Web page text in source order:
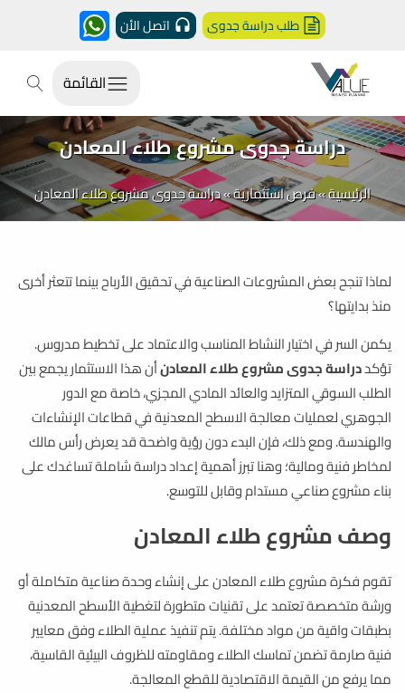
طلب دراسة جدوى اتصل الأن
القائمة
دراسة جدوى مشروع طلاء المعادن
الرئيسية»فرص استثمارية»دراسة جدوى مشروع طلاء المعادن
لماذا تنجح بعض المشروعات الصناعية في تحقيق الأرباح بينما تتعثر أخرى
منذ بدايتها؟
يكمن السر في اختيار النشاط المناسب والاعتماد على تخطيط مدروس.
تؤكددراسة جدوى مشروع طلاء المعادنأن هذا الاستثمار يجمع بين
الطلب السوقي المتزايد والعائد المادي المجزي، خاصة مع الدور
الجوهري لعمليات معالجة الاسطح المعدنية في قطاعات الإنشاءات
والهندسة. ومع ذلك، فإن البدء دون رؤية واضحة قد يعرض رأس مالك
لمخاطر فنية ومالية؛ وهنا تبرز أهمية إعداد دراسة شاملة تساغدك على
بناء مشروع صناعي مستدام وقابل للتوسع.
وصف مشروع طلاء المعادن
تقوم فكرة مشروع طلاء المعادن على إنشاء وحدة صناعية متكاملة أو
ورشة متخصصة تعتمد على تقنيات متطورة لتغطية الأسطح المعدنية
بطبقات واقية من مواد مختلفة. يتم تنفيذ عملية الطلاء وفق معايير
فنية صارمة تضمن تماسك الطلاء ومقاومته للظروف البيئية القاسية،
مما يرفع من القيمة الاقتصادية للقطع المعالجة.